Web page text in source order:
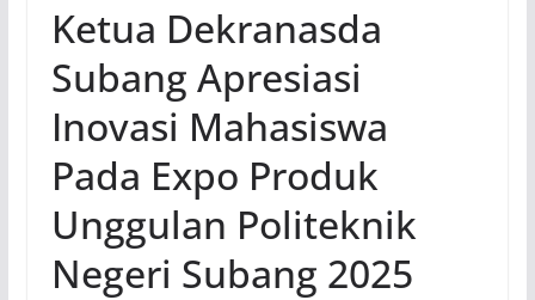
Ketua Dekranasda
Subang Apresiasi
Inovasi Mahasiswa
Pada Expo Produk
Unggulan Politeknik
Negeri Subang 2025